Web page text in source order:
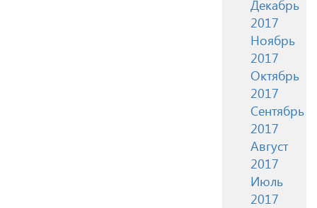
Декабрь
2017
Ноябрь
2017
Октябрь
2017
Сентябрь
2017
Август
2017
Июль
2017